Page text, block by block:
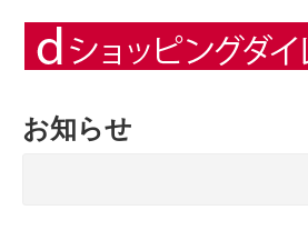
お知らせ